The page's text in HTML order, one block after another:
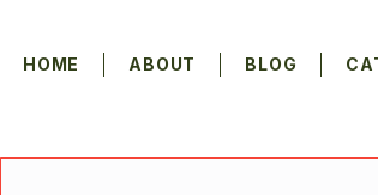
HOME ABOUT BLOG